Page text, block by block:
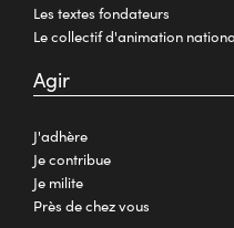
Les textes fondateurs
Le collectif d'animation
Agir
J'adhère
Je contribue
Je milite
Près de chez vous